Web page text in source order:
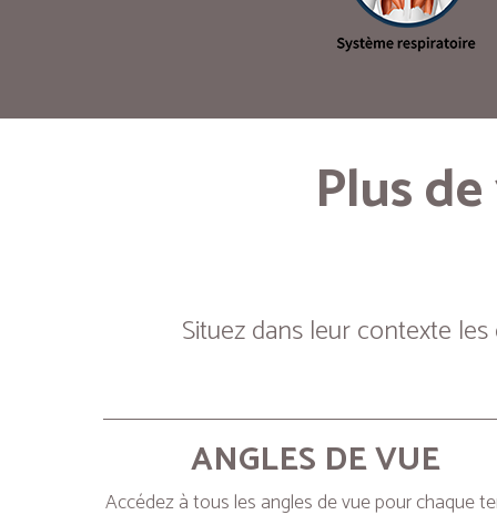
Plus
Situez dans leur contexte
ANGLES DE VUE
Accédez à tous les angles de vue pour chaque